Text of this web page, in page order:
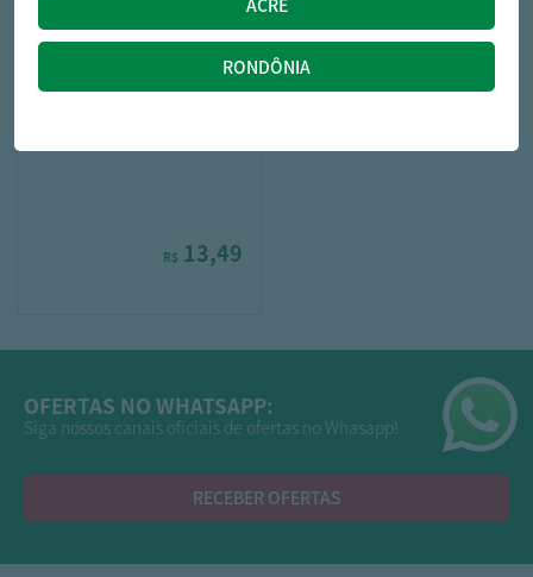
R$ 13,49
OFERTAS NO WHATSAPP:
Siga nossos canais oficiais de ofertas no Whasapp!
RECEBER OFERTAS